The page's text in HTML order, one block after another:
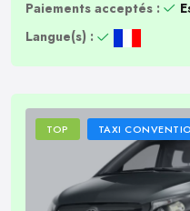
Paiements acceptés :
Langue(s) :
TOP TAXI